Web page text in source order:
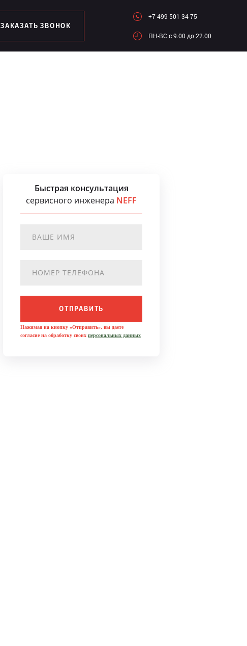
ЗАКАЗАТЬ ЗВОНОК
+7 499 501 34 75
ПН-ВC c 9.00 до 22.00
Быстрая консультация
сервисного инженера NEFF
ОТПРАВИТЬ
Нажимая на кнопку «Отправить», вы даете
согласие на обработку своих персональных данных